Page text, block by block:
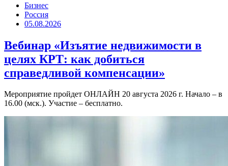
Бизнес
Россия
05.08.2026
Вебинар «Изъятие недвижимости в
целях КРТ: как добиться
справедливой компенсации»
Мероприятие пройдет ОНЛАЙН 20 августа 2026 г. Начало – в
16.00 (мск.). Участие – бесплатно.